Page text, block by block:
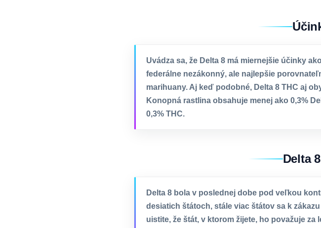
Uvádza sa, že Delta 8 má miernejšie účinky
federálne nezákonný, ale najlepšie
marihuany. Aj keď podobné, Delta 8 THC aj
Konopná rastlina obsahuje menej ako 0,3%
0,3% THC.
Delta
Delta 8 bola v poslednej dobe pod veľkou
desiatich štátoch, stále viac štátov sa k
uistite, že štát, v ktorom žijete, ho považuje